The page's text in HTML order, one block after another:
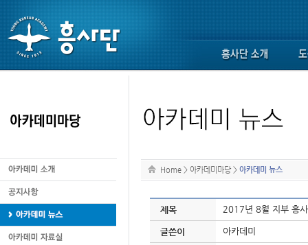
Home > 아카데미마당 > 아카데미 뉴스
제목 2017년 8월 지부 흥
글쓴이 아카데미